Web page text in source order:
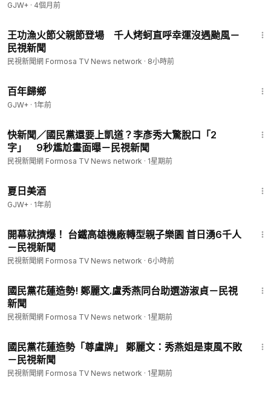
GJW+ · 4個月前
王功漁火節父親節登場 千人烤蚵直呼幸運沒遇颱風－
民視新聞
民視新聞網 Formosa TV News network · 8小時前
百年歸鄉
GJW+ · 1年前
快新聞／國民黨還要上凱道？李彥秀大驚脫口「2
字」 9秒尷尬畫面曝－民視新聞
民視新聞網 Formosa TV News network · 1星期前
夏日美酒
GJW+ · 1年前
開幕就擠爆！ 台鐵高雄機廠轉型親子樂園 首日湧6千人
－民視新聞
民視新聞網 Formosa TV News network · 6小時前
國民黨花蓮造勢! 鄭麗文.盧秀燕同台助選游淑貞－民視
新聞
民視新聞網 Formosa TV News network · 1星期前
國民黨花蓮造勢「尊盧牌」 鄭麗文：秀燕姐是東風不敗
－民視新聞
民視新聞網 Formosa TV News network · 1星期前